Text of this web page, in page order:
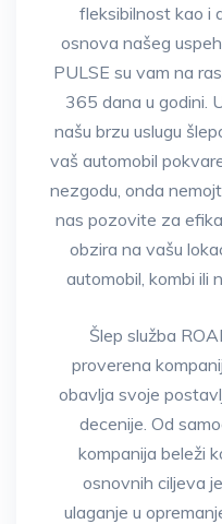
fleksibilnost kao i
osnova našeg
PULSE su vam na
365 dana u godini.
našu brzu uslugu
vaš automobil
nezgodu, onda
nas pozovite za
obzira na vašu
automobil, kombi ili
Šlep služba
proverena
obavlja svoje
decenije. Od
kompanija beleži
osnovnih ciljeva
ulaganje u